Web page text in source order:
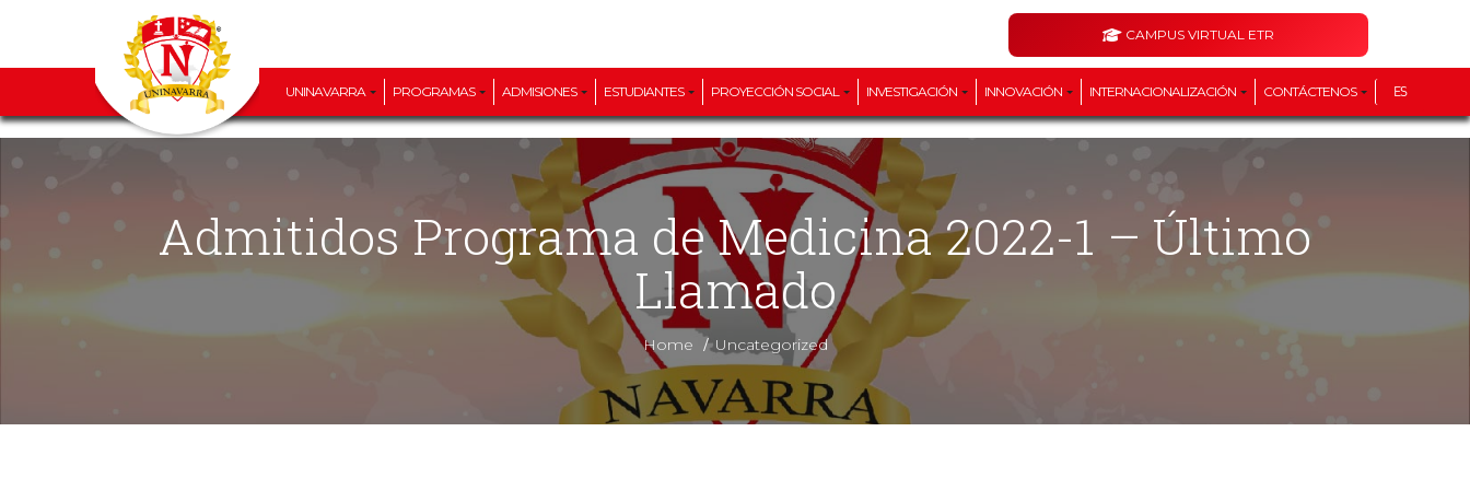
CAMPUS VIRTUAL ETR
UNINAVARRA PROGRAMAS ADMISIONES ESTUDIANTES PROYECCIÓN SOCIAL INVESTIGACIÓN INNOVACIÓN INTERNACIONALIZACIÓN CONTÁCTENOS ES
Admitidos Programa de Medicina 2022-1 – Último
Llamado
Home /Uncategorized